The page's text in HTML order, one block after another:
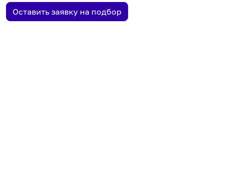
Оставить заявку на подбор